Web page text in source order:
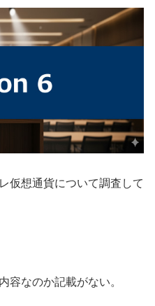
仮想通貨について調査して
容なのか記載がない。